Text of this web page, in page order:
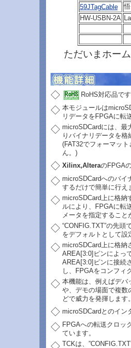
59JTagCable
HW-USBN-2A
ただいまホー
◇ RoHS対応品で
◇ 本モジュールは
リデータをFPGAに転
◇ microSDCardには、最
りバイナリデータを
(FAT32でフォーマッ
ん。)
◇ Xilinx,AlteraのFPGA
◇ microSDCardへのバイ
するだけで簡単に行え
◇ microSDCard上に格納
ルにより、FPGAに転
メータを指定すること
◇ “CONFIG.TXT”の先頭
をデフォルトとして設
◇ microSDCard上に格納
AREA[3:0]ピンによっ
AREA[3:0]ピンに接続
し、FPGAをコンフィ
◇ 本機能は、例えばデバ
や、デモの場面で複数
どで威力を発揮します
◇ microSDCardとのイン
◇ FPGAへの転送クロッ
ています。
TCKは、